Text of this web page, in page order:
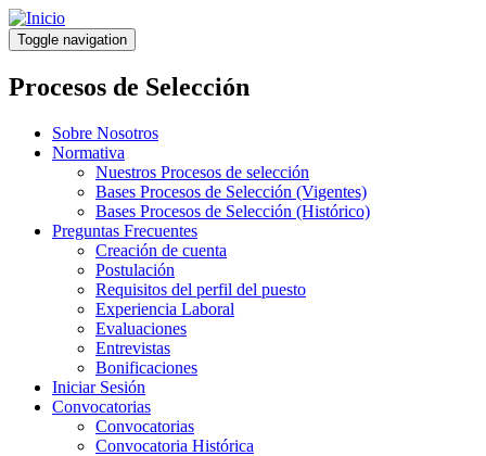
Pasar
al
contenido
principal
Toggle navigation
Procesos de Selección
Sobre Nosotros
Normativa
Nuestros Procesos de selección
Bases Procesos de Selección (Vigentes)
Bases Procesos de Selección (Histórico)
Preguntas Frecuentes
Creación de cuenta
Postulación
Requisitos del perfil del puesto
Experiencia Laboral
Evaluaciones
Entrevistas
Bonificaciones
Iniciar Sesión
Convocatorias
Convocatorias
Convocatoria Histórica